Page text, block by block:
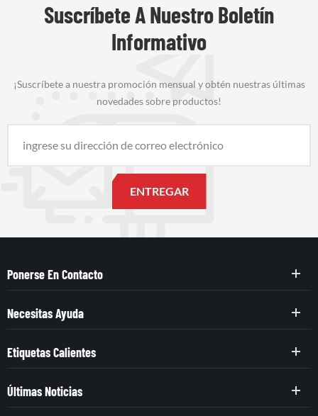
Suscríbete A Nuestro Boletín
Informativo
¡Suscríbete a nuestra promoción mensual y obtén nuestras últimas
novedades sobre productos!
Ponerse En Contacto
Necesitas Ayuda
Etiquetas Calientes
Últimas Noticias